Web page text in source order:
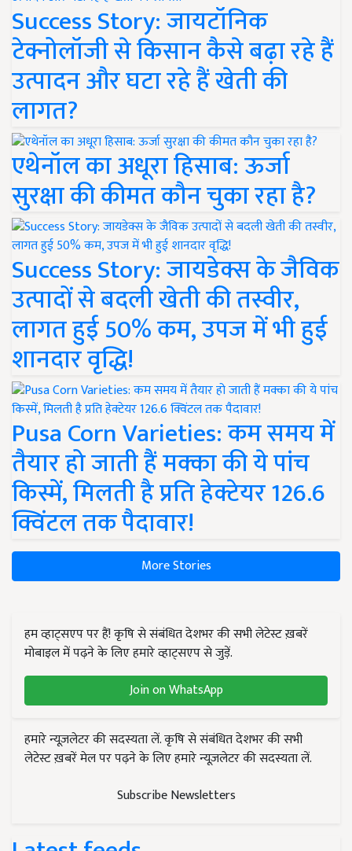
Success Story: जायटॉनिक
टेक्नोलॉजी से किसान कैसे बढ़ा रहे हैं
उत्पादन और घटा रहे हैं खेती की
लागत?
एथेनॉल का अधूरा हिसाब: ऊर्जा
सुरक्षा की कीमत कौन चुका रहा है?
Success Story: जायडेक्स के जैविक
उत्पादों से बदली खेती की तस्वीर,
लागत हुई 50% कम, उपज में भी हुई
शानदार वृद्धि!
Pusa Corn Varieties: कम समय में
तैयार हो जाती हैं मक्का की ये पांच
किस्में, मिलती है प्रति हेक्टेयर 126.6
क्विंटल तक पैदावार!
More Stories
हम व्हाट्सएप पर हैं! कृषि से संबंधित देशभर की सभी लेटेस्ट ख़बरें
मोबाइल में पढ़ने के लिए हमारे व्हाट्सएप से जुड़ें.
Join on WhatsApp
हमारे न्यूज़लेटर की सदस्यता लें. कृषि से संबंधित देशभर की सभी
लेटेस्ट ख़बरें मेल पर पढ़ने के लिए हमारे न्यूज़लेटर की सदस्यता लें.
Subscribe Newsletters